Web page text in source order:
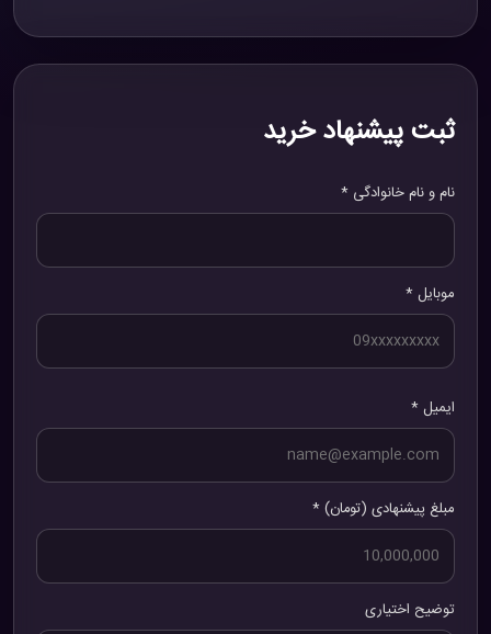
ثبت پیشنهاد خرید
نام و نام خانوادگی *
موبایل *
ایمیل *
مبلغ پیشنهادی (تومان) *
توضیح اختیاری